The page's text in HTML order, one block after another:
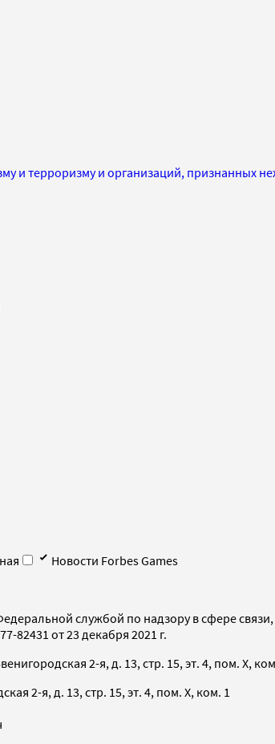
и терроризму и организаций, признанных
Новости Forbes Games
службой по надзору в сфере
82431 от 23 декабря 2021 г.
2-я, д. 13, стр. 15, эт. 4, пом. X,
2-я, д. 13, стр. 15, эт. 4, пом. X, ком. 1